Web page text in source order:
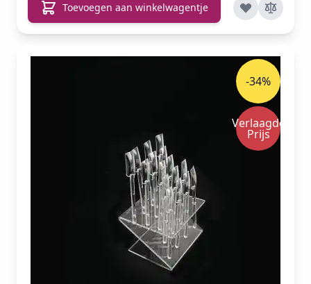
Toevoegen aan winkelwagentje
-34%
Verlaagde
Prijs